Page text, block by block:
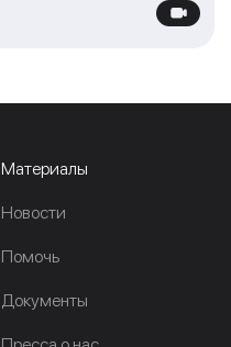
Материалы
Новости
Помочь
Документы